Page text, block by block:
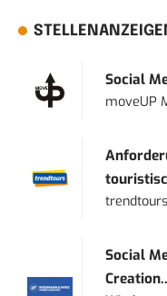
Social
moveUP
Social